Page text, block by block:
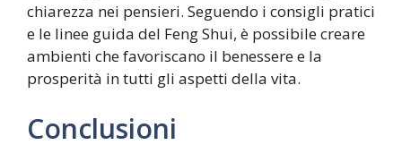
chiarezza nei pensieri. Seguendo i consigli pratici
e le linee guida del Feng Shui, è possibile creare
ambienti che favoriscano il benessere e la
prosperità in tutti gli aspetti della vita.
Conclusioni